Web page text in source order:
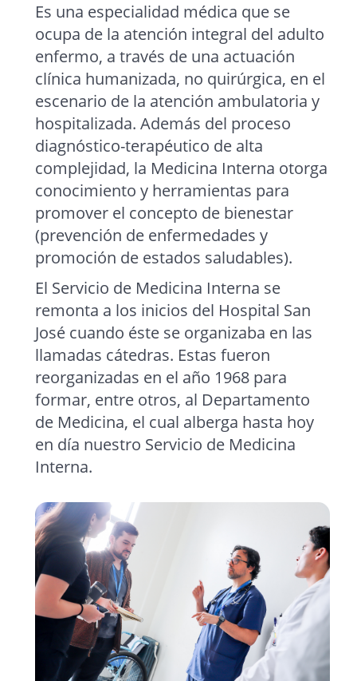
Es una especialidad médica que se
ocupa de la atención integral del adulto
enfermo, a través de una actuación
clínica humanizada, no quirúrgica, en el
escenario de la atención ambulatoria y
hospitalizada. Además del proceso
diagnóstico-terapéutico de alta
complejidad, la Medicina Interna otorga
conocimiento y herramientas para
promover el concepto de bienestar
(prevención de enfermedades y
promoción de estados saludables).
El Servicio de Medicina Interna se
remonta a los inicios del Hospital San
José cuando éste se organizaba en las
llamadas cátedras. Estas fueron
reorganizadas en el año 1968 para
formar, entre otros, al Departamento
de Medicina, el cual alberga hasta hoy
en día nuestro Servicio de Medicina
Interna.